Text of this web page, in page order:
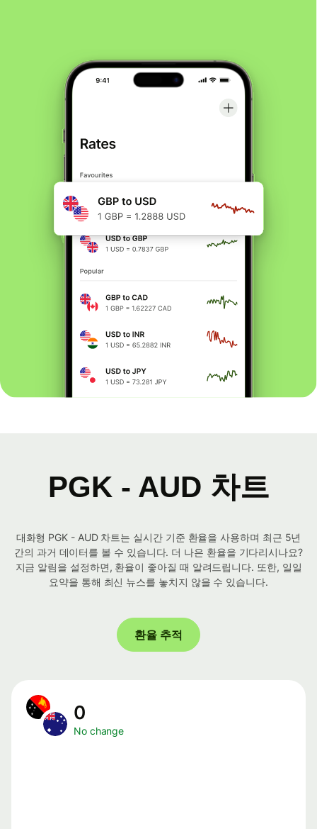
PGK - AUD 차트
대화형 PGK - AUD 차트는 실시간 기준 환율을 사용하며 최근 5년
간의 과거 데이터를 볼 수 있습니다. 더 나은 환율을 기다리시나요?
지금 알림을 설정하면, 환율이 좋아질 때 알려드립니다. 또한, 일일
요약을 통해 최신 뉴스를 놓치지 않을 수 있습니다.
환율 추적
0
No change